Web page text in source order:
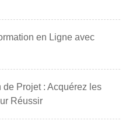
en Ligne avec
Projet : Acquérez les
Réussir